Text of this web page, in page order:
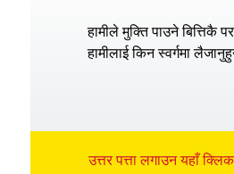
हामीले मुक्ति पाउने बित्तिकै
हामीलाई किन स्वर्गमा
उत्तर पत्ता लगाउन यहाँ